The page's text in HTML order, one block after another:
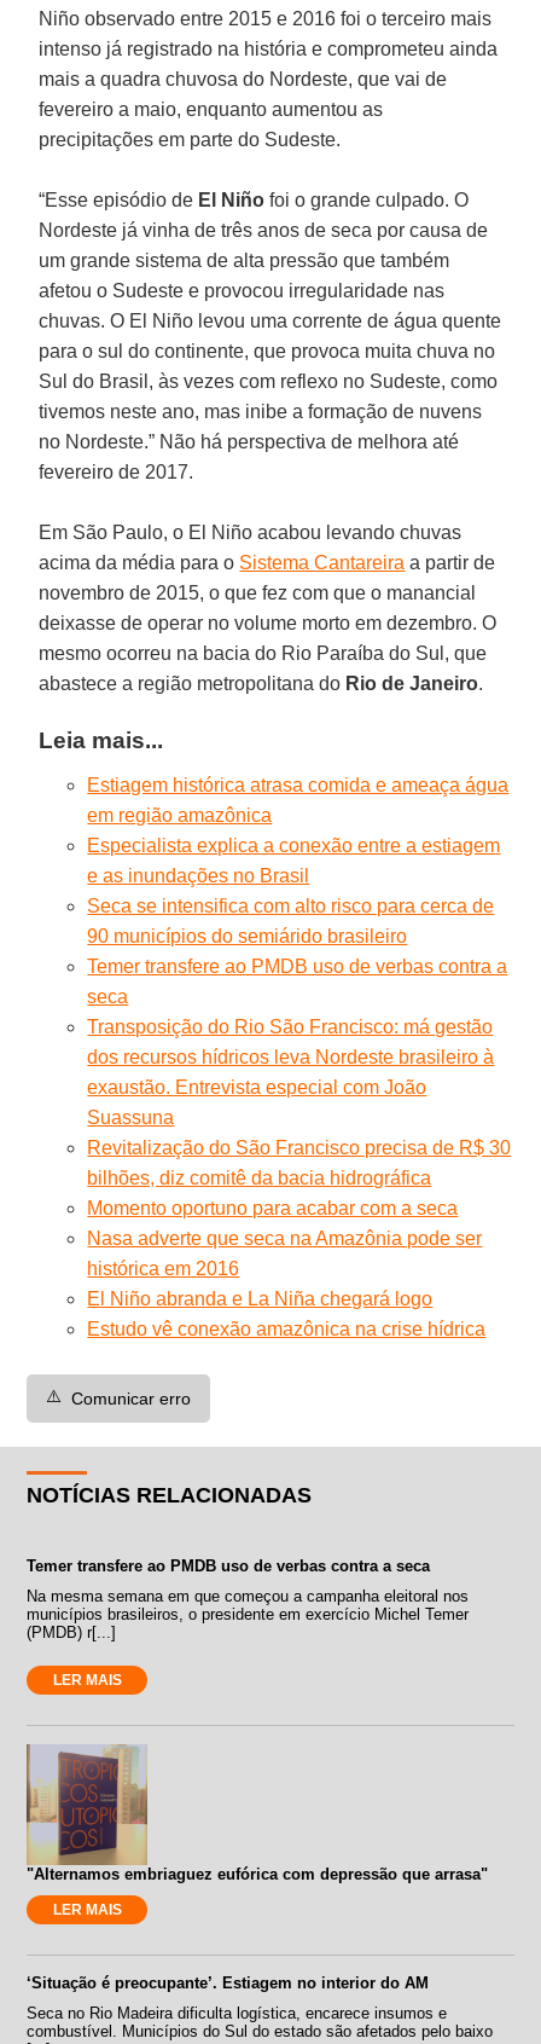
Niño observado entre 2015 e 2016 foi o terceiro mais
intenso já registrado na história e comprometeu ainda
mais a quadra chuvosa do Nordeste, que vai de
fevereiro a maio, enquanto aumentou as
precipitações em parte do Sudeste.
“Esse episódio de El Niño foi o grande culpado. O
Nordeste já vinha de três anos de seca por causa de
um grande sistema de alta pressão que também
afetou o Sudeste e provocou irregularidade nas
chuvas. O El Niño levou uma corrente de água quente
para o sul do continente, que provoca muita chuva no
Sul do Brasil, às vezes com reflexo no Sudeste, como
tivemos neste ano, mas inibe a formação de nuvens
no Nordeste.” Não há perspectiva de melhora até
fevereiro de 2017.
Em São Paulo, o El Niño acabou levando chuvas
acima da média para o Sistema Cantareira a partir de
novembro de 2015, o que fez com que o manancial
deixasse de operar no volume morto em dezembro. O
mesmo ocorreu na bacia do Rio Paraíba do Sul, que
abastece a região metropolitana do Rio de Janeiro.
Leia mais...
Estiagem histórica atrasa comida e ameaça água
em região amazônica
Especialista explica a conexão entre a estiagem
e as inundações no Brasil
Seca se intensifica com alto risco para cerca de
90 municípios do semiárido brasileiro
Temer transfere ao PMDB uso de verbas contra a
seca
Transposição do Rio São Francisco: má gestão
dos recursos hídricos leva Nordeste brasileiro à
exaustão. Entrevista especial com João
Suassuna
Revitalização do São Francisco precisa de R$ 30
bilhões, diz comitê da bacia hidrográfica
Momento oportuno para acabar com a seca
Nasa adverte que seca na Amazônia pode ser
histórica em 2016
El Niño abranda e La Niña chegará logo
Estudo vê conexão amazônica na crise hídrica
⚠️ Comunicar erro
NOTÍCIAS RELACIONADAS
Temer transfere ao PMDB uso de verbas contra a seca
Na mesma semana em que começou a campanha eleitoral nos
municípios brasileiros, o presidente em exercício Michel Temer
(PMDB) r[...]
LER MAIS
"Alternamos embriaguez eufórica com depressão que arrasa"
LER MAIS
‘Situação é preocupante’. Estiagem no interior do AM
Seca no Rio Madeira dificulta logística, encarece insumos e
combustível. Municípios do Sul do estado são afetados pelo baixo